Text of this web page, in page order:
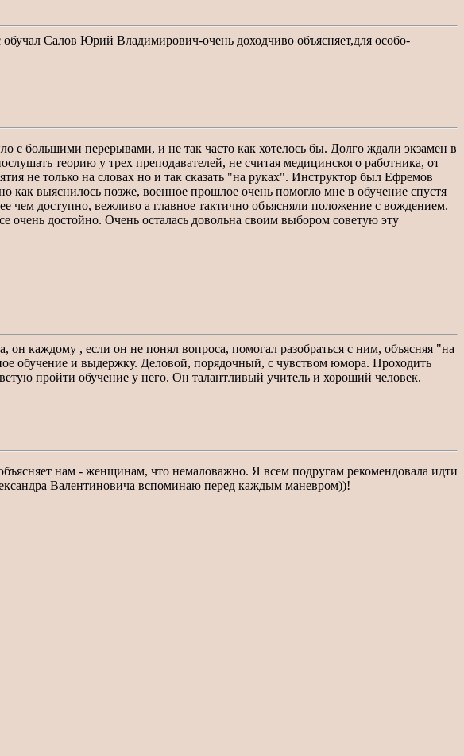
Салов Юрий Владимирович-очень доходчиво объясняет,для особо-
с большими перерывами, и не так часто как хотелось бы. Долго ждали экзамен в
теорию у трех преподавателей, не считая медицинского работника, от
не только на словах но и так сказать "на руках". Инструктор был Ефремов
выяснилось позже, военное прошлое очень помогло мне в обучение спустя
чем доступно, вежливо а главное тактично объясняли положение с вождением.
достойно. Очень осталась довольна своим выбором советую эту
каждому , если он не понял вопроса, помогал разобраться с ним, объясняя "на
обучение и выдержку. Деловой, порядочный, с чувством юмора. Проходить
пройти обучение у него. Он талантливый учитель и хороший человек.
нам - женщинам, что немаловажно. Я всем подругам рекомендовала идти
Валентиновича вспоминаю перед каждым маневром))!